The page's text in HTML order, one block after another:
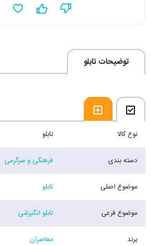
توضیحات تابلو
نوع کالا تابلو
دسته بندی فرهنگی و سرگرمی
موضوع اصلی تابلو
موضوع فرعی تابلو انگیزشی
برند معاصران